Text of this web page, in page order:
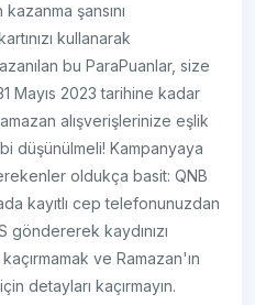
şansını
kullanarak
bu ParaPuanlar, size
Mayıs 2023 tarihine kadar
alışverişlerinize eşlik
düşünülmeli! Kampanyaya
oldukça basit: QNB
kayıtlı cep telefonunuzdan
göndererek kaydınızı
ve Ramazan'ın
detayları kaçırmayın.